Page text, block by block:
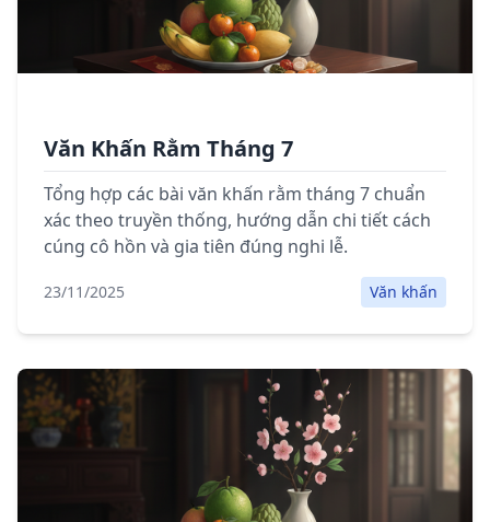
Văn Khấn Rằm Tháng 7
Tổng hợp các bài văn khấn rằm tháng 7 chuẩn
xác theo truyền thống, hướng dẫn chi tiết cách
cúng cô hồn và gia tiên đúng nghi lễ.
23/11/2025 Văn khấn